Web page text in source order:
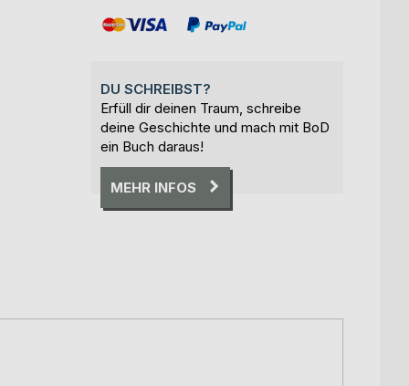
DU SCHREIBST?
Erfüll dir deinen Traum, schreibe
deine Geschichte und mach mit BoD
ein Buch daraus!
MEHR INFOS